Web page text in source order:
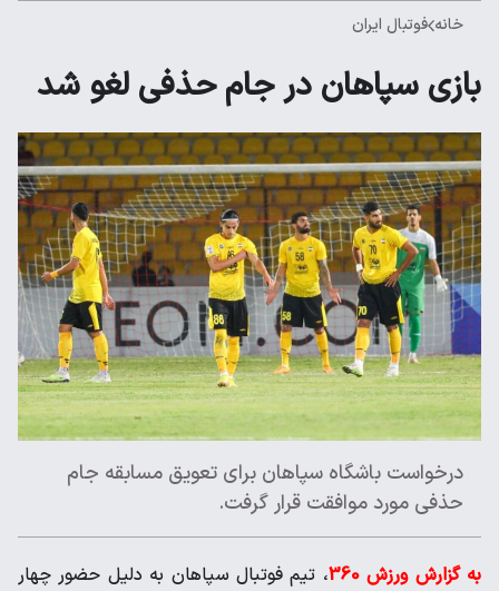
خانه فوتبال ایران
بازی سپاهان در جام حذفی لغو شد
درخواست باشگاه سپاهان برای تعویق مسابقه جام
حذفی مورد موافقت قرار گرفت.
به گزارش ورزش 360
، تیم فوتبال سپاهان به دلیل حضور چهار